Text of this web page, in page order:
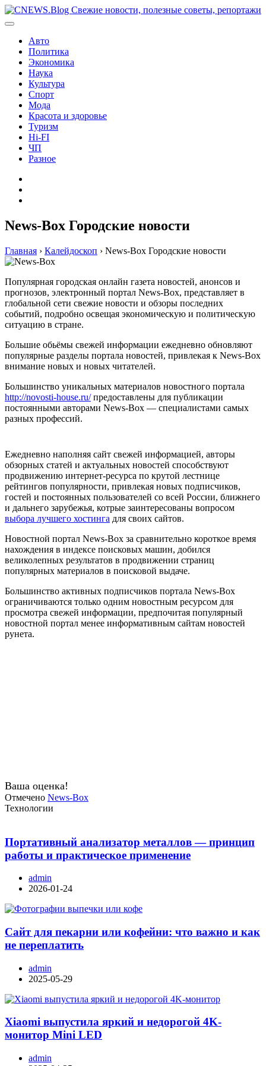
Перейти
к
Авто
Политика
Экономика
Наука
Культура
Спорт
Мода
Красота и здоровье
Туризм
Hi-FI
ЧП
Разное
News-Box Городские новости
Главная › Калейдоскоп › News-Box Городские новости
Популярная городская онлайн газета новостей, анонсов и
прогнозов, электронный портал News-Box, представляет в
глобальной сети свежие новости и обзоры последних
событий, подробно освещая экономическую и политическую
ситуацию в стране.
Большие обьёмы свежей информации ежедневно обновляют
популярные разделы портала новостей, привлекая к News-Box
внимание новых и новых читателей.
Большинство уникальных материалов новостного портала
http://novosti-house.ru/предоставлены для публикации
постоянными авторами News-Box — специалистами самых
разных профессий.
Ежедневно наполняя сайт свежей информацией, авторы
обзорных статей и актуальных новостей способствуют
продвижению интернет-ресурса по крутой лестнице
рейтингов популярности, привлекая новых подписчиков,
гостей и постоянных пользователей со всей России, ближнего
и дальнего зарубежья, котрые заинтересованы вопросом
выбора лучшего хостинга для своих сайтов.
Новостной портал News-Box за сравнительно короткое время
нахождения в индексе поисковых машин, добился
великолепных результатов в продвижении страниц
популярных материалов в поисковой выдаче.
Большинство активных подписчиков портала News-Box
ограничиваются только одним новостным ресурсом для
просмотра свежей информации, предпочитая популярный
новостной портал менее информативным сайтам новостей
рунета.
Ваша оценка!
Отмечено News-Box
Технологии
Портативный анализатор металлов — принцип
работы и практическое применение
admin
2026-01-24
Сайт для пекарни или кофейни: что важно и как
не переплатить
admin
2025-05-29
Xiaomi выпустила яркий и недорогой 4K-
монитор Mini LED
admin